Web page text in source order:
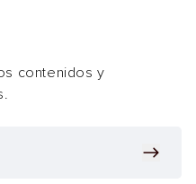
contenidos y